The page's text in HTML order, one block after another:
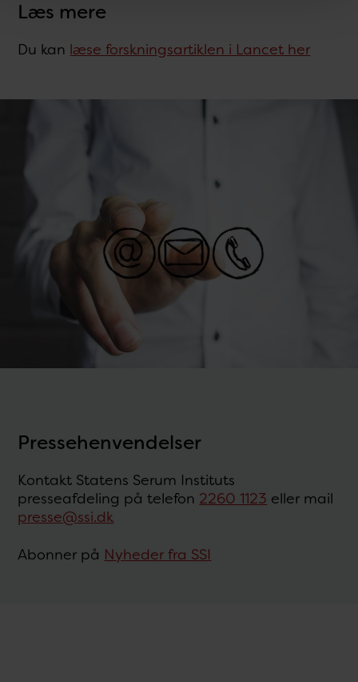
Læs mere
Du kan læse forskningsartiklen i Lancet her
Pressehenvendelser
Kontakt Statens Serum Instituts
presseafdeling på telefon 2260 1123 eller mail
presse@ssi.dk
Abonner på Nyheder fra SSI